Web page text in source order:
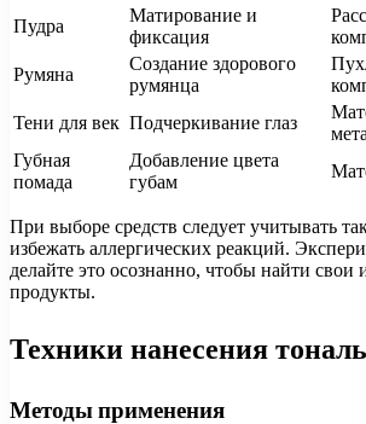
Пудра
Матирование и
фиксация
Румяна
Создание здорового
румянца
Тени для век Подчеркивание глаз
Губная
помада
Добавление цвета
губам
При выборе средств следует учитывать
избежать аллергических реакций.
делайте это осознанно, чтобы найти свои
продукты.
Техники нанесения
Методы применения